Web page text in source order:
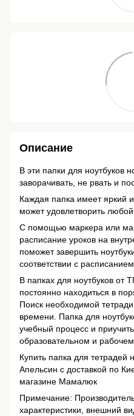
Описание
В эти папки для ноутбуков
заворачивать, не рвать и
Каждая папка имеет яркий
может удовлетворить любой
С помощью маркера или
расписание уроков на
поможет завершить
соответствии с расписанием.
В папках для ноутбуков от
постоянно находиться в
Поиск необходимой
времени. Папка для
учебный процесс и
образовательном и рабочем
Купить папка для
Апельсин с доставкой по
магазине Мамалюк
Примечание:
характеристики, внешний